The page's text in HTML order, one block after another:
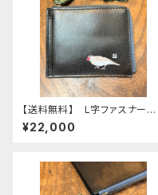
【送料無料】 L字ファスナー財
布 ブラック シナモン文鳥
文鳥 ブンチョウ ぶんちょう
¥22,000